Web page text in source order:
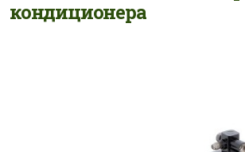
кондиционера